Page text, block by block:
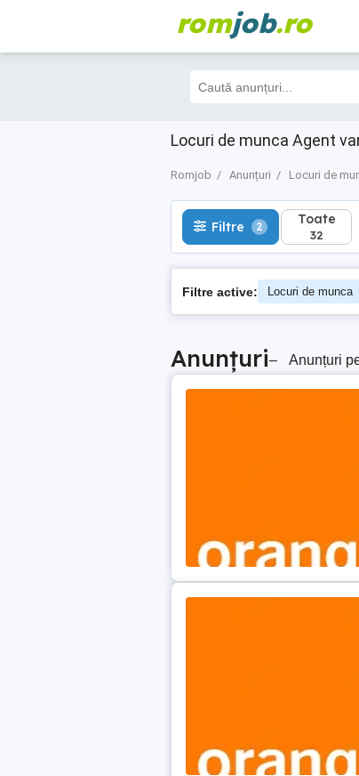
romjob.ro
Locuri de munca Agent
Romjob Anunțuri Locuri de
Filtre 2 Toate
32
Filtre 2 Toate
32
Filtre active: Locuri de munca
Anunțuri– Anunțuri